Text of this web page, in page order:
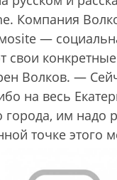
Компания
—
свои
Волков. —
на весь
города, им
точке этого